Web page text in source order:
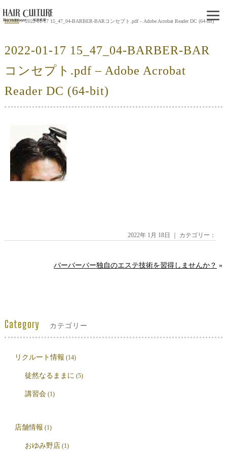
HOME 2022-01-17 15_47_04-BARBER-BARコンセプト.pdf – Adobe Acrobat Reader DC (64-bit)
2022-01-17 15_47_04-BARBER-BAR
コンセプト.pdf – Adobe Acrobat
Reader DC (64-bit)
2022年 1月 18日 ｜ カテゴリー：
バーバーバー独自のエステ技術を習得しませんか？ »
Category カテゴリー
リクルート情報 (14)
徒然なるままに (5)
講習会(1)
店舗情報 (1)
おゆみ野店 (1)